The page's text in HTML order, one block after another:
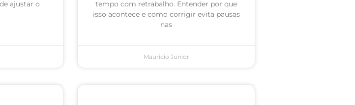
ajustar o
tempo com retrabalho. Entender por que
isso acontece e como corrigir evita pausas
nas
Mauricio Junior